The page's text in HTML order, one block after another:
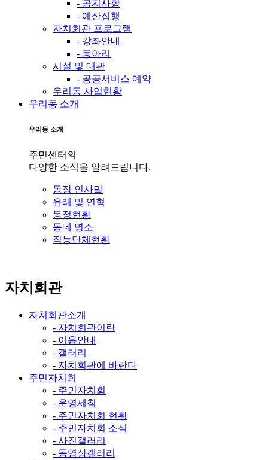
- 공지사항
- 예산집행
자치회관 프로그램
- 강좌안내
- 동아리
시설 및 대관
- 공공서비스 예약
우리동 사업현황
우리동 소개
우리동 소개
주민센터의
다양한 소식을 알려드립니다.
동장 인사말
유래 및 연혁
동정현황
동네 명소
직능단체현황
자치회관
자치회관소개
- 자치회관이란
- 이용안내
- 갤러리
- 자치회관에 바란다
주민자치회
- 주민자치회
- 운영세칙
- 주민자치회 현황
- 주민자치회 소식
- 사진갤러리
- 동영상갤러리